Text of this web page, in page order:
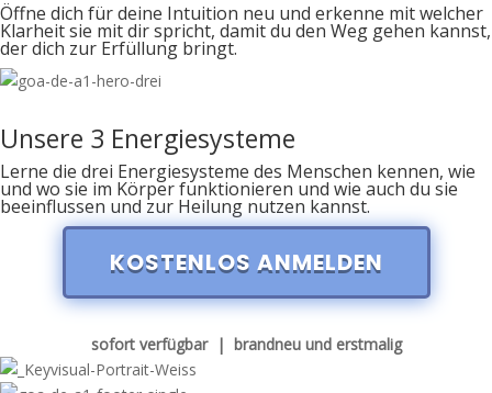
Öffne dich für deine Intuition neu und erkenne mit welcher
Klarheit sie mit dir spricht, damit du den Weg gehen kannst,
der dich zur Erfüllung bringt.
Unsere 3 Energiesysteme
Lerne die drei Energiesysteme des Menschen kennen, wie
und wo sie im Körper funktionieren und wie auch du sie
beeinflussen und zur Heilung nutzen kannst.
KOSTENLOS ANMELDEN
sofort verfügbar | brandneu und erstmalig